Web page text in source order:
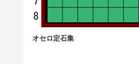
オセロ定石集